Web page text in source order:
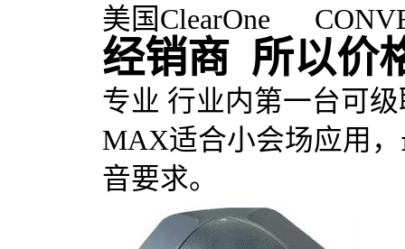
美国ClearOne
经销商 所以价
专业 行业内第一台可
MAX适合小会场应用
音要求。